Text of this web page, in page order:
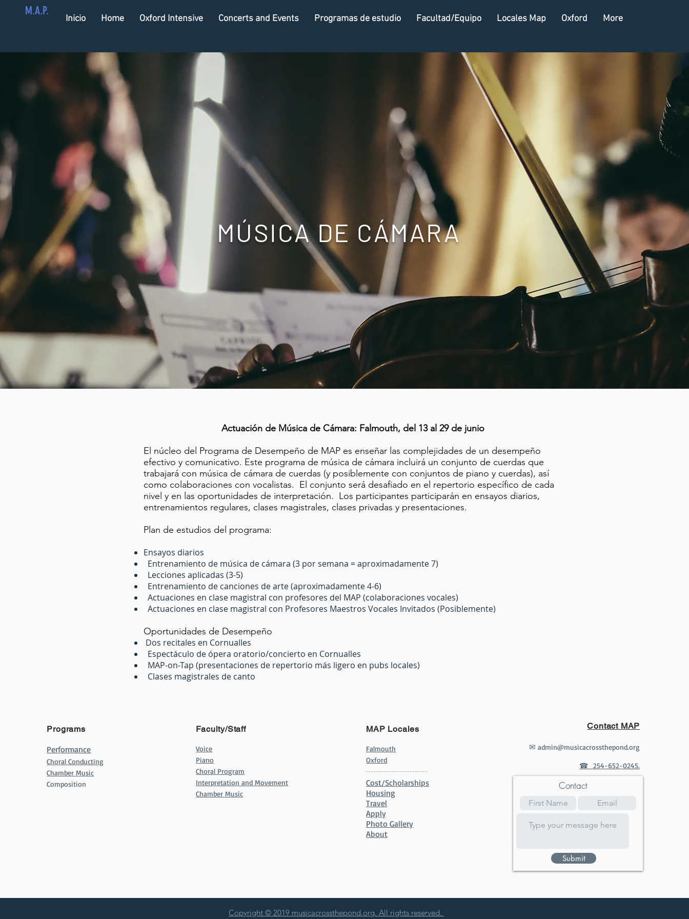
M.A.P.
Inicio Home Oxford Intensive Concerts and Events Programas de estudio Facultad/Equipo Locales Map Oxford More
MÚSICA DE CÁMARA
Actuación de Música de Cámara: Falmouth, del 13 al 29 de junio
El núcleo del Programa de Desempeño de MAP es enseñar las complejidades de un desempeño
efectivo y comunicativo. Este programa de música de cámara incluirá un conjunto de cuerdas que
trabajará con música de cámara de cuerdas (y posiblemente con conjuntos de piano y cuerdas), así
como colaboraciones con vocalistas. El conjunto será desafiado en el repertorio específico de cada
nivel y en las oportunidades de interpretación. Los participantes participarán en ensayos diarios,
entrenamientos regulares, clases magistrales, clases privadas y presentaciones.
Plan de estudios del programa:
Ensayos diarios
Entrenamiento de música de cámara (3 por semana = aproximadamente 7)
Lecciones aplicadas (3-5)
Entrenamiento de canciones de arte (aproximadamente 4-6)
Actuaciones en clase magistral con profesores del MAP (colaboraciones vocales)
Actuaciones en clase magistral con Profesores Maestros Vocales Invitados (Posiblemente)
Oportunidades de Desempeño
Dos recitales en Cornualles
Espectáculo de ópera oratorio/concierto en Cornualles
MAP-on-Tap (presentaciones de repertorio más ligero en pubs locales)
Clases magistrales de canto
Programs
Performance
Choral Conducting
Chamber Music
Composition
Faculty/Staff
Voice
Piano
Choral Program
Interpretation and Movement
Chamber Music
MAP Locales
Falmouth
Oxford
Cost/Scholarships
Housing
Travel
Apply
Photo Gallery
About
Contact MAP
✉ admin@musicacrossthepond.org
☎ 254-652-0245.
Contact
Submit
Copyright © 2019 musicacrossthepond.org. All rights reserved.